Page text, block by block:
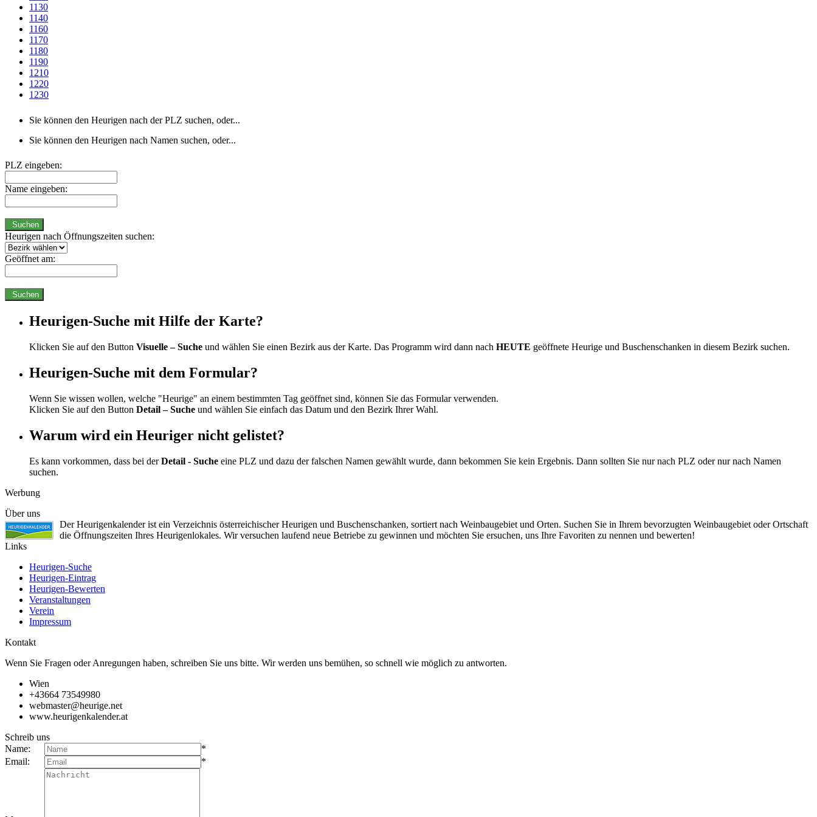
1130
1140
1160
1170
1180
1190
1210
1220
1230
Sie können den Heurigen nach der PLZ suchen, oder...
Sie können den Heurigen nach Namen suchen, oder...
PLZ eingeben:
Name eingeben:
Suchen
Heurigen nach Öffnungszeiten suchen:
Geöffnet am:
Suchen
Heurigen-Suche mit Hilfe der Karte?
Klicken Sie auf den Button Visuelle – Suche und wählen Sie einen Bezirk aus der Karte. Das Programm wird dann nach HEUTE geöffnete Heurige und Buschenschanken in diesem Bezirk suchen.
Heurigen-Suche mit dem Formular?
Wenn Sie wissen wollen, welche "Heurige" an einem bestimmten Tag geöffnet sind, können Sie das Formular verwenden.
Klicken Sie auf den Button Detail – Suche und wählen Sie einfach das Datum und den Bezirk Ihrer Wahl.
Warum wird ein Heuriger nicht gelistet?
Es kann vorkommen, dass bei derDetail - Suche eine PLZ und dazu der falschen Namen gewählt wurde, dann bekommen Sie kein Ergebnis. Dann sollten Sie nur nach PLZ oder nur nach Namen
suchen.
Werbung
Über uns
Der Heurigenkalender ist ein Verzeichnis österreichischer Heurigen und Buschenschanken, sortiert nach Weinbaugebiet und Orten. Suchen Sie in Ihrem bevorzugten Weinbaugebiet oder Ortschaft
die Öffnungszeiten Ihres Heurigenlokales. Wir versuchen laufend neue Betriebe zu gewinnen und möchten Sie ersuchen, uns Ihre Favoriten zu nennen und bewerten!
Links
Heurigen-Suche
Heurigen-Eintrag
Heurigen-Bewerten
Veranstaltungen
Verein
Impressum
Kontakt
Wenn Sie Fragen oder Anregungen haben, schreiben Sie uns bitte. Wir werden uns bemühen, so schnell wie möglich zu antworten.
Wien
+43664 73549980
webmaster@heurige.net
www.heurigenkalender.at
Schreib uns
Name:
*
Email:
*